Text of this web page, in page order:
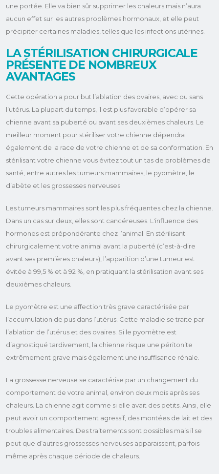
une portée. Elle va bien sûr supprimer les chaleurs mais n’aura
aucun effet sur les autres problèmes hormonaux, et elle peut
précipiter certaines maladies, telles que les infections utérines.
LA STÉRILISATION CHIRURGICALE
PRÉSENTE DE NOMBREUX
AVANTAGES
Cette opération a pour but l’ablation des ovaires, avec ou sans
l’utérus. La plupart du temps, il est plus favorable d’opérer sa
chienne avant sa puberté ou avant ses deuxièmes chaleurs. Le
meilleur moment pour stériliser votre chienne dépendra
également de la race de votre chienne et de sa conformation. En
stérilisant votre chienne vous évitez tout un tas de problèmes de
santé, entre autres les tumeurs mammaires, le pyomètre, le
diabète et les grossesses nerveuses.
Les tumeurs mammaires sont les plus fréquentes chez la chienne.
Dans un cas sur deux, elles sont cancéreuses. L'influence des
hormones est prépondérante chez l’animal. En stérilisant
chirurgicalement votre animal avant la puberté (c’est-à-dire
avant ses premières chaleurs), l’apparition d’une tumeur est
évitée à 99,5 % et à 92 %, en pratiquant la stérilisation avant ses
deuxièmes chaleurs.
Le pyomètre est une affection très grave caractérisée par
l’accumulation de pus dans l’utérus. Cette maladie se traite par
l’ablation de l’utérus et des ovaires. Si le pyomètre est
diagnostiqué tardivement, la chienne risque une péritonite
extrêmement grave mais également une insuffisance rénale.
La grossesse nerveuse se caractérise par un changement du
comportement de votre animal, environ deux mois après ses
chaleurs. La chienne agit comme si elle avait des petits. Ainsi, elle
peut avoir un comportement agressif, des montées de lait et des
troubles alimentaires. Des traitements sont possibles mais il se
peut que d’autres grossesses nerveuses apparaissent, parfois
même après chaque période de chaleurs.